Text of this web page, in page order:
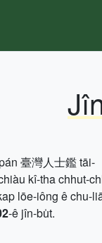
臺灣人士鑑 tāi-
kî-tha chhut-
lōe-iông ê chu-
-ê jîn-bu̍t.